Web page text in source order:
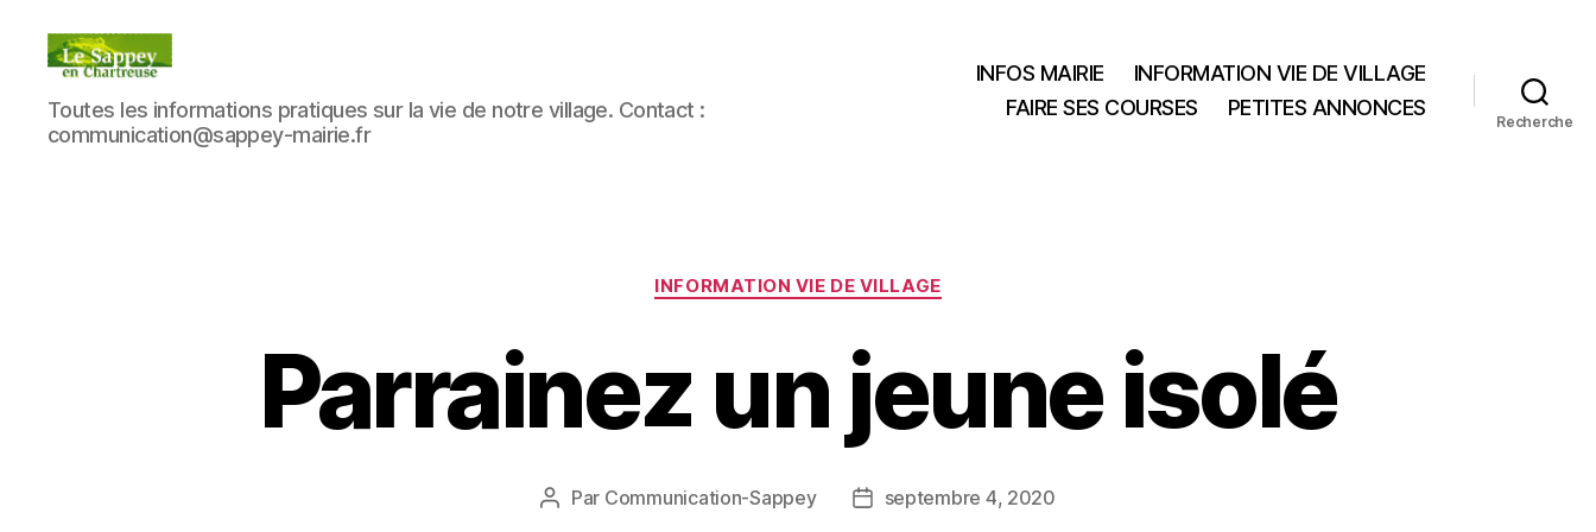
Blog
du
sappey
Toutes les informations pratiques sur la vie de notre village. Contact :
communication@sappey-mairie.fr
INFOS MAIRIE
INFORMATION VIE DE VILLAGE
FAIRE SES COURSES
PETITES ANNONCES
Recherche
Catégories
INFORMATION VIE DE VILLAGE
Parrainez un jeune isolé
Auteur
Par Communication-Sappey
Dateseptembre 4, 2020